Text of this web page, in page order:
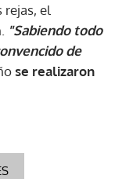
rejas, el
"Sabiendo todo
de
se realizaron